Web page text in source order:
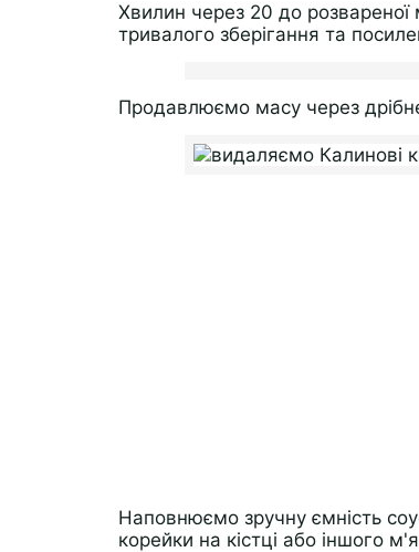
Хвилин через 20 до
тривалого зберігання та
Продавлюємо масу через
Наповнюємо зручну ємність
корейки на кістці або іншого